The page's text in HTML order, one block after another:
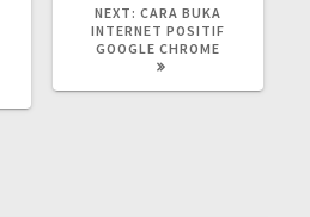
NEXT: NEXT
POST:
CARA BUKA
INTERNET POSITIF
GOOGLE CHROME